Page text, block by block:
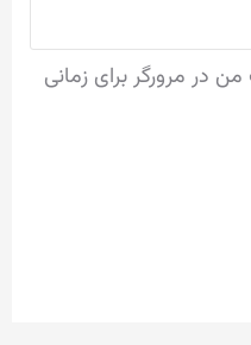
در مرورگر برای زمانی